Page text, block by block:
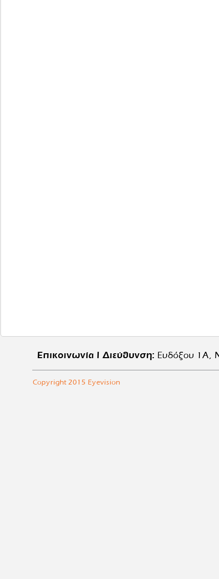
Επικοινωνία | Διεύθυνση:Ευδόξου 1Α,
Copyright 2015 Eyevision